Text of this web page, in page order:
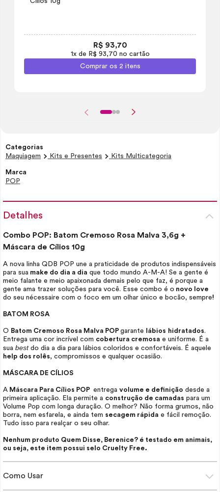
R$ 93,70
1x de R$ 93,70 no cartão
Comprar os 2 itens
Categorias
Maquiagem
Kits e Presentes Kits Multicategoria
Marca
POP
Detalhes
Combo POP: Batom Cremoso Rosa Malva 3,6g +
Máscara de Cílios 10g
A nova linha QDB POP une a praticidade de produtos indispensáveis
para sua make do dia a dia que todo mundo A-M-A! Se a gente é
meio falante e meio apaixonada demais pelo que faz, é porque a
gente ama trazer soluções para você. Esse combo é o novo love
do seu nécessaire com o foco em um olhar único e bocão, sempre!
BATOM ROSA
O Batom Cremoso Rosa Malva POP garante lábios hidratados.
Entrega uma cor incrível com cobertura cremosa e uniforme. É a
sua bestdo dia a dia para lábios coloridos e confortáveis. É aquele
help dos rolês, compromissos e qualquer ocasião.
MÁSCARA DE CÍLIOS
A Máscara Para Cílios POP entrega volume e definição desde a
primeira aplicação. Ela permite a construção de camadas para um
Volume Pop com longa duração. O melhor? Não forma grumos, não
borra, nem esfarela, e ainda tem secagem rápida e fácil remoção.
Tudo isso para realçar o seu olhar.
Nenhum produto Quem Disse, Berenice? é testado em animais,
ou seja, este item possui selo Cruelty Free.
Como Usar